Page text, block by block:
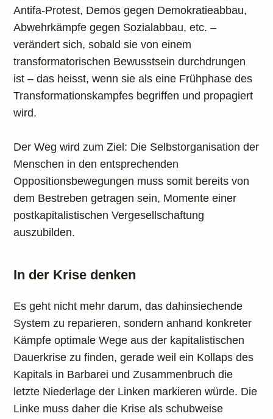
Antifa-Protest, Demos gegen Demokratieabbau,
Abwehrkämpfe gegen Sozialabbau, etc. –
verändert sich, sobald sie von einem
transformatorischen Bewusstsein durchdrungen
ist – das heisst, wenn sie als eine Frühphase des
Transformationskampfes begriffen und propagiert
wird.
Der Weg wird zum Ziel: Die Selbstorganisation der
Menschen in den entsprechenden
Oppositionsbewegungen muss somit bereits von
dem Bestreben getragen sein, Momente einer
postkapitalistischen Vergesellschaftung
auszubilden.
In der Krise denken
Es geht nicht mehr darum, das dahinsiechende
System zu reparieren, sondern anhand konkreter
Kämpfe optimale Wege aus der kapitalistischen
Dauerkrise zu finden, gerade weil ein Kollaps des
Kapitals in Barbarei und Zusammenbruch die
letzte Niederlage der Linken markieren würde. Die
Linke muss daher die Krise als schubweise